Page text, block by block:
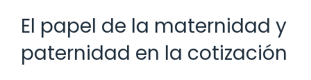
El papel de la maternidad y
paternidad en la cotización